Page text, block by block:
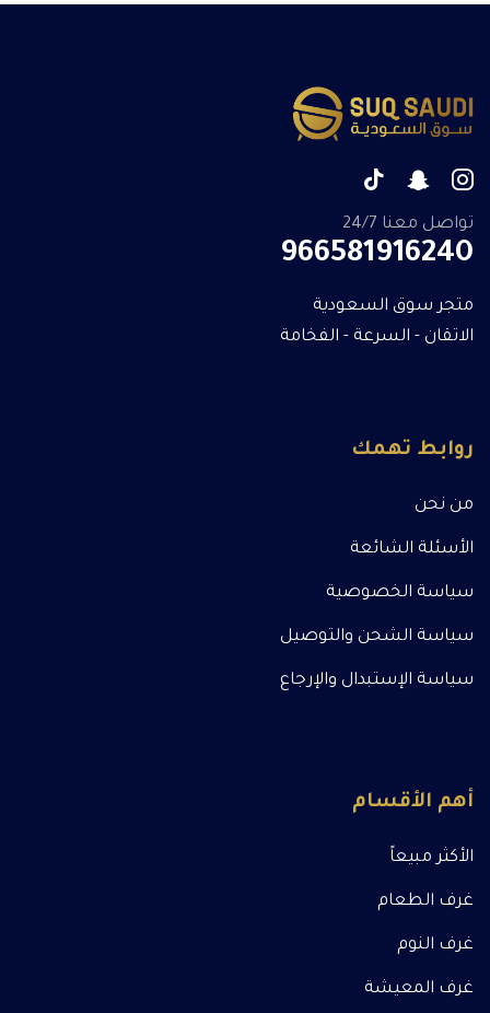
تواصل معنا 24/7
966581916240
متجر سوق السعودية
الاتقان - السرعة - الفخامة
روابط تهمك
من نحن
الأسئلة الشائعة
سياسة الخصوصية
سياسة الشحن والتوصيل
سياسة الإستبدال والإرجاع
أهم الأقسام
الأكثر مبيعاً
غرف الطعام
غرف النوم
غرف المعيشة